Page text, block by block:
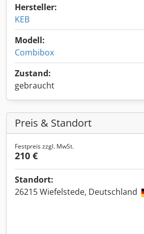
Hersteller:
KEB
Modell:
Combibox
Zustand:
gebraucht
Preis & Standort
Festpreis zzgl. MwSt.
210 €
Standort:
26215 Wiefelstede, Deutschland